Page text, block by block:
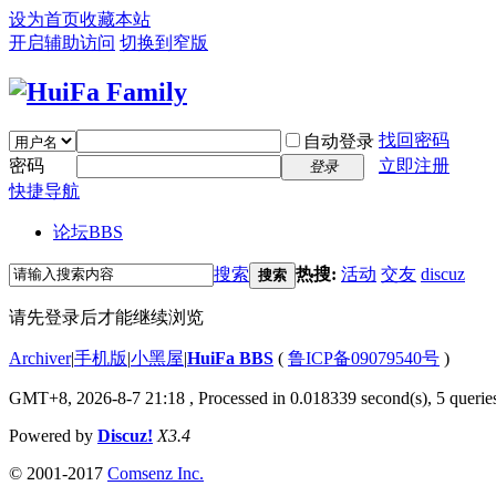
设为首页收藏本站
开启辅助访问 切换到窄版
自动登录 找回密码
密码
登录
立即注册
快捷导航
论坛BBS
搜索 搜索 热搜: 活动 交友 discuz
请先登录后才能继续浏览
Archiver|手机版|小黑屋|HuiFa BBS ( 鲁ICP备09079540号 )
GMT+8, 2026-8-7 21:18 , Processed in 0.018339 second(s), 5
Powered by Discuz! X3.4
© 2001-2017 Comsenz Inc.